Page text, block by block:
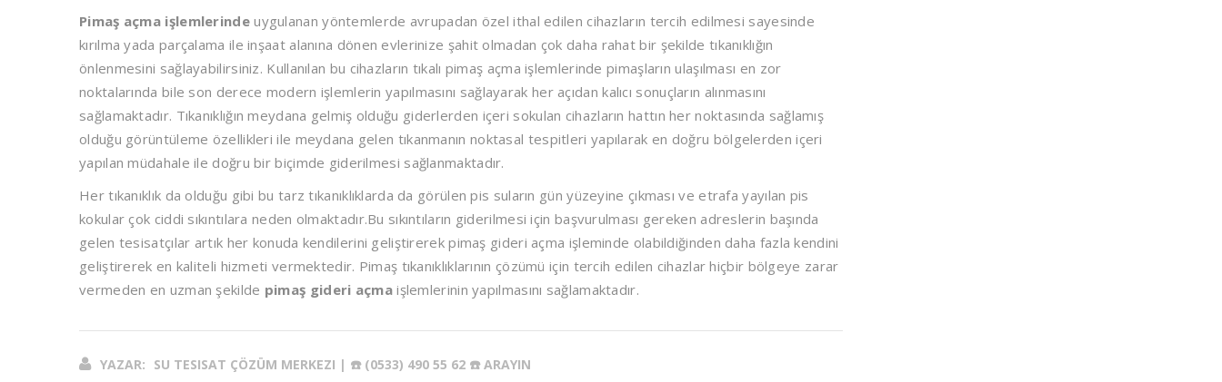
Pimaş açma işlemlerindeuygulanan yöntemlerde avrupadan özel ithal edilen cihazların tercih edilmesi sayesinde
kırılma yada parçalama ile inşaat alanına dönen evlerinize şahit olmadan çok daha rahat bir şekilde tıkanıklığın
önlenmesini sağlayabilirsiniz. Kullanılan bu cihazların tıkalı pimaş açma işlemlerinde pimaşların ulaşılması en zor
noktalarında bile son derece modern işlemlerin yapılmasını sağlayarak her açıdan kalıcı sonuçların alınmasını
sağlamaktadır. Tıkanıklığın meydana gelmiş olduğu giderlerden içeri sokulan cihazların hattın her noktasında sağlamış
olduğu görüntüleme özellikleri ile meydana gelen tıkanmanın noktasal tespitleri yapılarak en doğru bölgelerden içeri
yapılan müdahale ile doğru bir biçimde giderilmesi sağlanmaktadır.
Her tıkanıklık da olduğu gibi bu tarz tıkanıklıklarda da görülen pis suların gün yüzeyine çıkması ve etrafa yayılan pis
kokular çok ciddi sıkıntılara neden olmaktadır.Bu sıkıntıların giderilmesi için başvurulması gereken adreslerin başında
gelen tesisatçılar artık her konuda kendilerini geliştirerek pimaş gideri açma işleminde olabildiğinden daha fazla kendini
geliştirerek en kaliteli hizmeti vermektedir. Pimaş tıkanıklıklarının çözümü için tercih edilen cihazlar hiçbir bölgeye zarar
vermeden en uzman şekilde pimaş gideri açmaişlemlerinin yapılmasını sağlamaktadır.
YAZAR: SU TESISAT ÇÖZÜM MERKEZI | ☎️ (0533) 490 55 62 ☎️ ARAYIN